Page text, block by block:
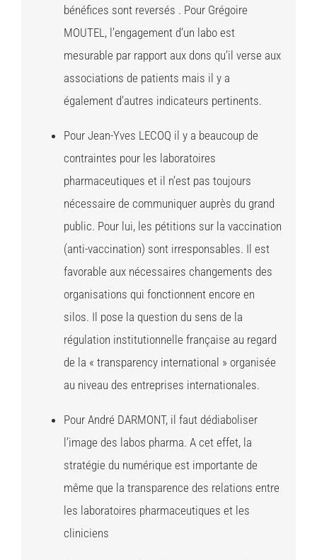
bénéfices sont reversés . Pour Grégoire
MOUTEL, l’engagement d’un labo est
mesurable par rapport aux dons qu’il verse aux
associations de patients mais il y a
également d’autres indicateurs pertinents.
Pour Jean-Yves LECOQ il y a beaucoup de
contraintes pour les laboratoires
pharmaceutiques et il n’est pas toujours
nécessaire de communiquer auprès du grand
public. Pour lui, les pétitions sur la vaccination
(anti-vaccination) sont irresponsables. Il est
favorable aux nécessaires changements des
organisations qui fonctionnent encore en
silos. Il pose la question du sens de la
régulation institutionnelle française au regard
de la « transparency international » organisée
au niveau des entreprises internationales.
Pour André DARMONT, il faut dédiaboliser
l’image des labos pharma. A cet effet, la
stratégie du numérique est importante de
même que la transparence des relations entre
les laboratoires pharmaceutiques et les
cliniciens